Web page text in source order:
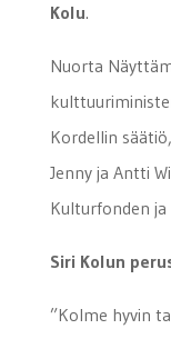
Kolu.
Nuorta
Kordellin
Jenny ja Antti
Kulturfonden
Siri Kolun
”Kolme hyvin